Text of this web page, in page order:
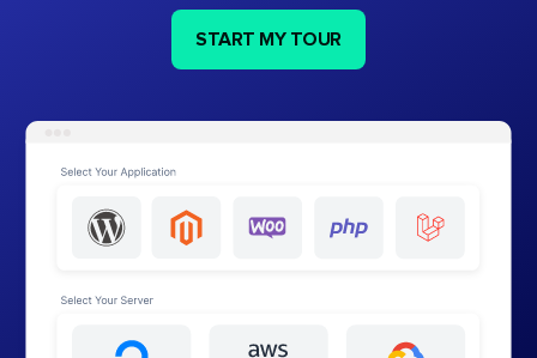
START MY TOUR